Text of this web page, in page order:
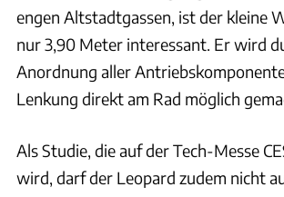
engen Altstadtgassen, ist der kleine
nur 3,90 Meter interessant. Er wird
Anordnung aller
Lenkung direkt am Rad möglich
Als Studie, die auf der Tech-Messe
wird, darf der Leopard zudem nicht